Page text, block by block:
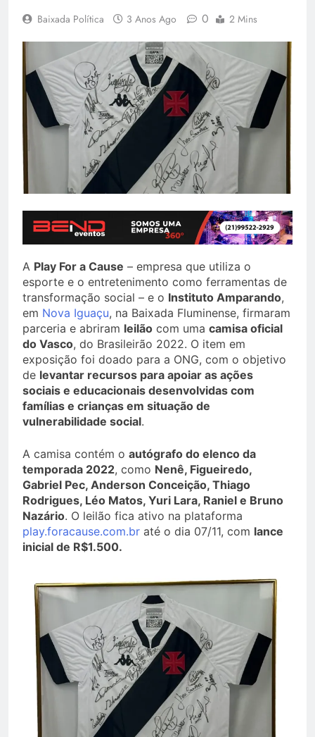
Baixada Política 3 Anos Ago 0 2 Mins
A Play For a Cause – empresa que utiliza o
esporte e o entretenimento como ferramentas de
transformação social – e o Instituto Amparando,
em Nova Iguaçu, na Baixada Fluminense, firmaram
parceria e abriram leilão com uma camisa oficial
do Vasco, do Brasileirão 2022. O item em
exposição foi doado para a ONG, com o objetivo
de levantar recursos para apoiar as ações
sociais e educacionais desenvolvidas com
famílias e crianças em situação de
vulnerabilidade social.
A camisa contém o autógrafo do elenco da
temporada 2022, como Nenê, Figueiredo,
Gabriel Pec, Anderson Conceição, Thiago
Rodrigues, Léo Matos, Yuri Lara, Raniel e Bruno
Nazário. O leilão fica ativo na plataforma
play.foracause.com.br até o dia 07/11, com lance
inicial de R$1.500.